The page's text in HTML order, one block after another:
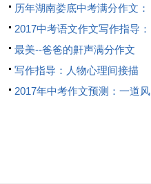
9篇历年湖南娄底中考满分作文：
乐在其中
2017中考语文作文写作指导：
作文七要素五关键
最美--爸爸的鼾声满分作文
写作指导：人物心理间接描
写“四法”
2017年中考作文预测：一道风